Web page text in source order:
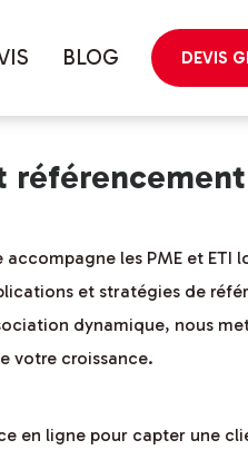
BLOG DEVIS
les PME et
et stratégies de
dynamique, nous
votre croissance.
en ligne pour capter une